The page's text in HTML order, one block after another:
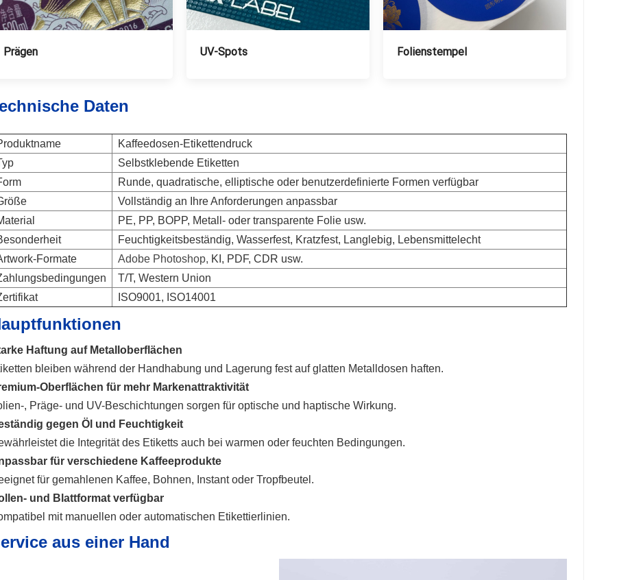
Prägen UV-Spots Folienstempel
Daten
Kaffeedosen-Etikettendruck
Selbstklebende Etiketten
Runde, quadratische, elliptische oder benutzerdefinierte Formen verfügbar
Vollständig an Ihre Anforderungen anpassbar
PE, PP, BOPP, Metall- oder transparente Folie usw.
Feuchtigkeitsbeständig, Wasserfest, Kratzfest, Langlebig, Lebensmittelecht
Formate
Adobe Photoshop, KI, PDF, CDR usw.
T/T, Western Union
ISO9001, ISO14001
Haftung auf Metalloberflächen
bleiben während der Handhabung und Lagerung fest auf glatten Metalldosen haften.
Oberflächen für mehr Markenattraktivität
, Präge- und UV-Beschichtungen sorgen für optische und haptische Wirkung.
gegen Öl und Feuchtigkeit
die Integrität des Etiketts auch bei warmen oder feuchten Bedingungen.
für verschiedene Kaffeeprodukte
für gemahlenen Kaffee, Bohnen, Instant oder Tropfbeutel.
und Blattformat verfügbar
mit manuellen oder automatischen Etikettierlinien.
aus einer Hand